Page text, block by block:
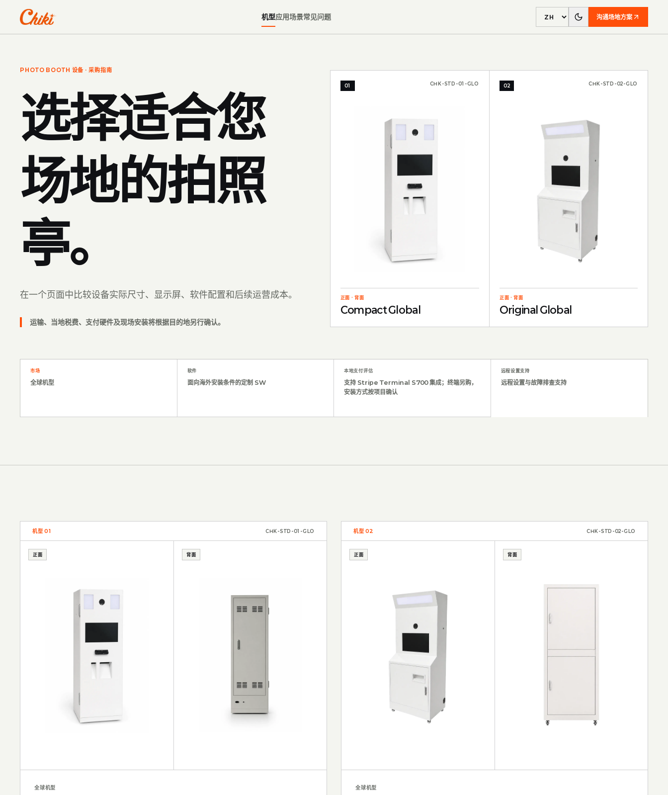
机型应用场景常见问题
Language
沟通场地方案
PHOTO BOOTH 设备 · 采购指南
选择适合您
场地的拍照
亭。
在一个页面中比较设备实际尺寸、显示屏、软件配置和后续运营成本。
运输、当地税费、支付硬件及现场安装将根据目的地另行确认。
01 CHK-STD-01-GLO
正面 ·背面
Compact Global
02 CHK-STD-02-GLO
正面 ·背面
Original Global
市场
全球机型
软件
面向海外安装条件的定制 SW
本地支付评估
支持 Stripe Terminal S700 集成；终端另购，
安装方式按项目确认
远程设置支持
远程设置与故障排查支持
机型 01 CHK-STD-01-GLO
正面 背面
全球机型
机型 02 CHK-STD-02-GLO
正面 背面
全球机型